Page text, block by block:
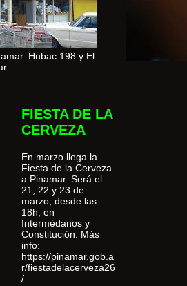
Hubac 198 y El
FIESTA DE LA
CERVEZA
En marzo llega la
Fiesta de la Cerveza
a Pinamar. Será el
21, 22 y 23 de
marzo, desde las
18h, en
Intermédanos y
Constitución. Más
info:
https://pinamar.gob.a
r/fiestadelacerveza26
/